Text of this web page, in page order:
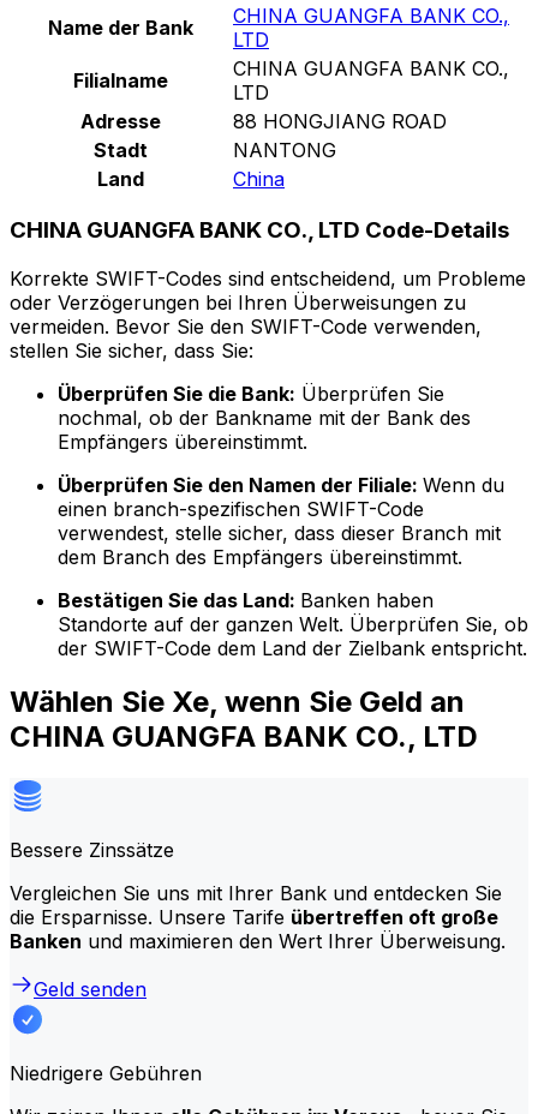
Name der Bank
CHINA GUANGFA BANK CO.,
LTD
Filialname
CHINA GUANGFA BANK CO.,
LTD
Adresse
88 HONGJIANG ROAD
Stadt
NANTONG
Land
China
CHINA GUANGFA BANK CO., LTD Code-Details
Korrekte SWIFT-Codes sind entscheidend, um Probleme
oder Verzögerungen bei Ihren Überweisungen zu
vermeiden. Bevor Sie den SWIFT-Code verwenden,
stellen Sie sicher, dass Sie:
Überprüfen Sie die Bank: Überprüfen Sie
nochmal, ob der Bankname mit der Bank des
Empfängers übereinstimmt.
Überprüfen Sie den Namen der Filiale: Wenn du
einen branch-spezifischen SWIFT-Code
verwendest, stelle sicher, dass dieser Branch mit
dem Branch des Empfängers übereinstimmt.
Bestätigen Sie das Land: Banken haben
Standorte auf der ganzen Welt. Überprüfen Sie, ob
der SWIFT-Code dem Land der Zielbank entspricht.
Wählen Sie Xe, wenn Sie Geld an
CHINA GUANGFA BANK CO., LTD
Bessere Zinssätze
Vergleichen Sie uns mit Ihrer Bank und entdecken Sie
die Ersparnisse. Unsere Tarife übertreffen oft große
Banken und maximieren den Wert Ihrer Überweisung.
Geld senden
Niedrigere Gebühren